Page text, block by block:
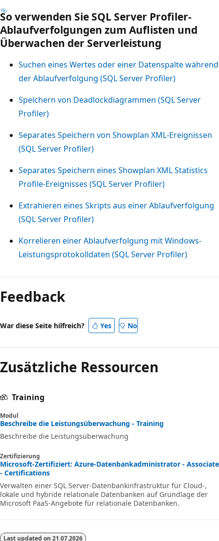
So verwenden Sie SQL Server Profiler-
Ablaufverfolgungen zum Auflisten und
Überwachen der Serverleistung
Suchen eines Wertes oder einer Datenspalte während
der Ablaufverfolgung (SQL Server Profiler)
Speichern von Deadlockdiagrammen (SQL Server
Profiler)
Separates Speichern von Showplan XML-Ereignissen
(SQL Server Profiler)
Separates Speichern eines Showplan XML Statistics
Profile-Ereignisses (SQL Server Profiler)
Extrahieren eines Skripts aus einer Ablaufverfolgung
(SQL Server Profiler)
Korrelieren einer Ablaufverfolgung mit Windows-
Leistungsprotokolldaten (SQL Server Profiler)
Feedback
War diese Seite hilfreich? Yes No
Zusätzliche Ressourcen
Training
Modul
Beschreibe die Leistungsüberwachung - Training
Beschreibe die Leistungsüberwachung
Zertifizierung
Microsoft-Zertifiziert: Azure-Datenbankadministrator - Associate
- Certifications
Verwalten einer SQL Server-Datenbankinfrastruktur für Cloud-,
lokale und hybride relationale Datenbanken auf Grundlage der
Microsoft PaaS-Angebote für relationale Datenbanken.
Last updated on 21.07.2026